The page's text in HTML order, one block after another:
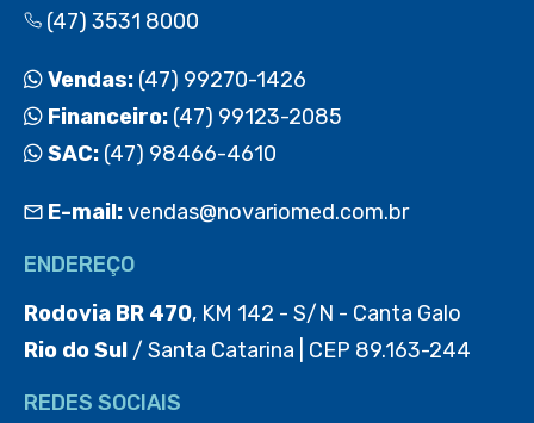
(47) 3531 8000
Vendas: (47) 99270-1426
Financeiro: (47) 99123-2085
SAC: (47) 98466-4610
E-mail:vendas@novariomed.com.br
ENDEREÇO
Rodovia BR 470, KM 142 - S/N - Canta Galo
Rio do Sul / Santa Catarina | CEP 89.163-244
REDES SOCIAIS